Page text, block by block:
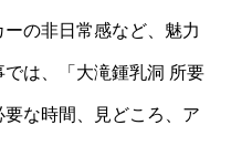
の非日常感など、魅力
は、「大滝鍾乳洞 所要
な時間、見どころ、ア